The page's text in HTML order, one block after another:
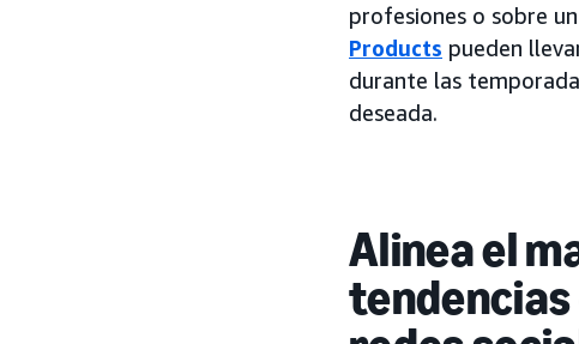
profesiones o sobre
Products pueden
durante las
deseada.
Alinea el
tendencias